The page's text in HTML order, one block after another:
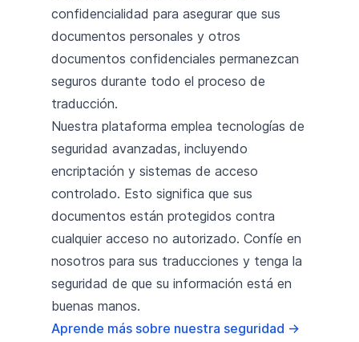
confidencialidad para asegurar que sus
documentos personales y otros
documentos confidenciales permanezcan
seguros durante todo el proceso de
traducción.
Nuestra plataforma emplea tecnologías de
seguridad avanzadas, incluyendo
encriptación y sistemas de acceso
controlado. Esto significa que sus
documentos están protegidos contra
cualquier acceso no autorizado. Confíe en
nosotros para sus traducciones y tenga la
seguridad de que su información está en
buenas manos.
Aprende más sobre nuestra seguridad →